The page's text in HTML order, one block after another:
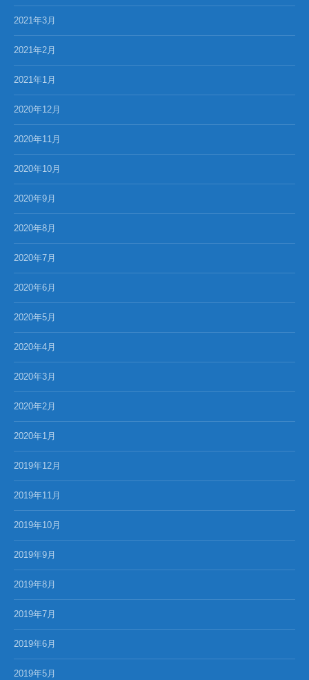
2021年3月
2021年2月
2021年1月
2020年12月
2020年11月
2020年10月
2020年9月
2020年8月
2020年7月
2020年6月
2020年5月
2020年4月
2020年3月
2020年2月
2020年1月
2019年12月
2019年11月
2019年10月
2019年9月
2019年8月
2019年7月
2019年6月
2019年5月